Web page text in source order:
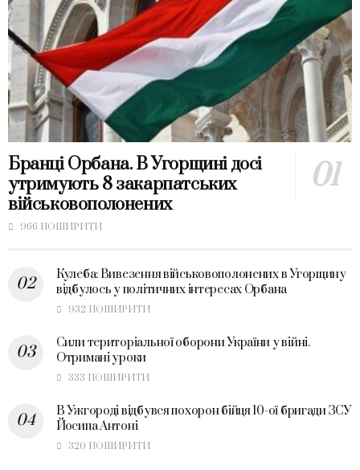
Бранці Орбана. В Угорщині досі
утримують 8 закарпатських
військовополонених
966 ПОШИРИТИ
Кулеба: Вивезення військовополонених в Угорщину
відбулось у політичних інтересах Орбана
932 ПОШИРИТИ
Сили територіальної оборони України у війні.
Отримані уроки
333 ПОШИРИТИ
В Ужгороді відбувся похорон бійця 10-ої бригади ЗСУ
Йосипа Антоні
320 ПОШИРИТИ